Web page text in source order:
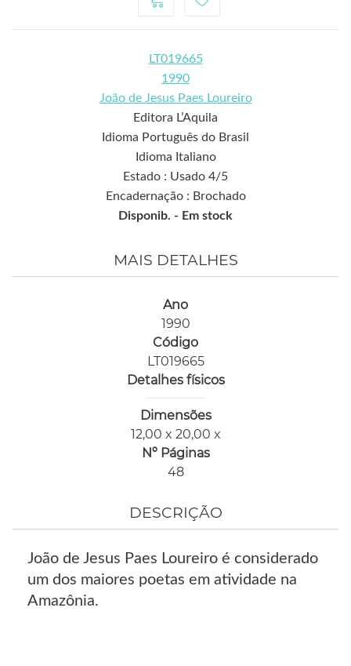
LT019665
1990
João de Jesus Paes Loureiro
Editora L’Aquila
Idioma Português do Brasil
Idioma Italiano
Estado : Usado 4/5
Encadernação : Brochado
Disponib. - Em stock
MAIS DETALHES
Ano
1990
Código
LT019665
Detalhes físicos
Dimensões
12,00 x 20,00 x
Nº Páginas
48
DESCRIÇÃO
João de Jesus Paes Loureiro é considerado
um dos maiores poetas em atividade na
Amazônia.